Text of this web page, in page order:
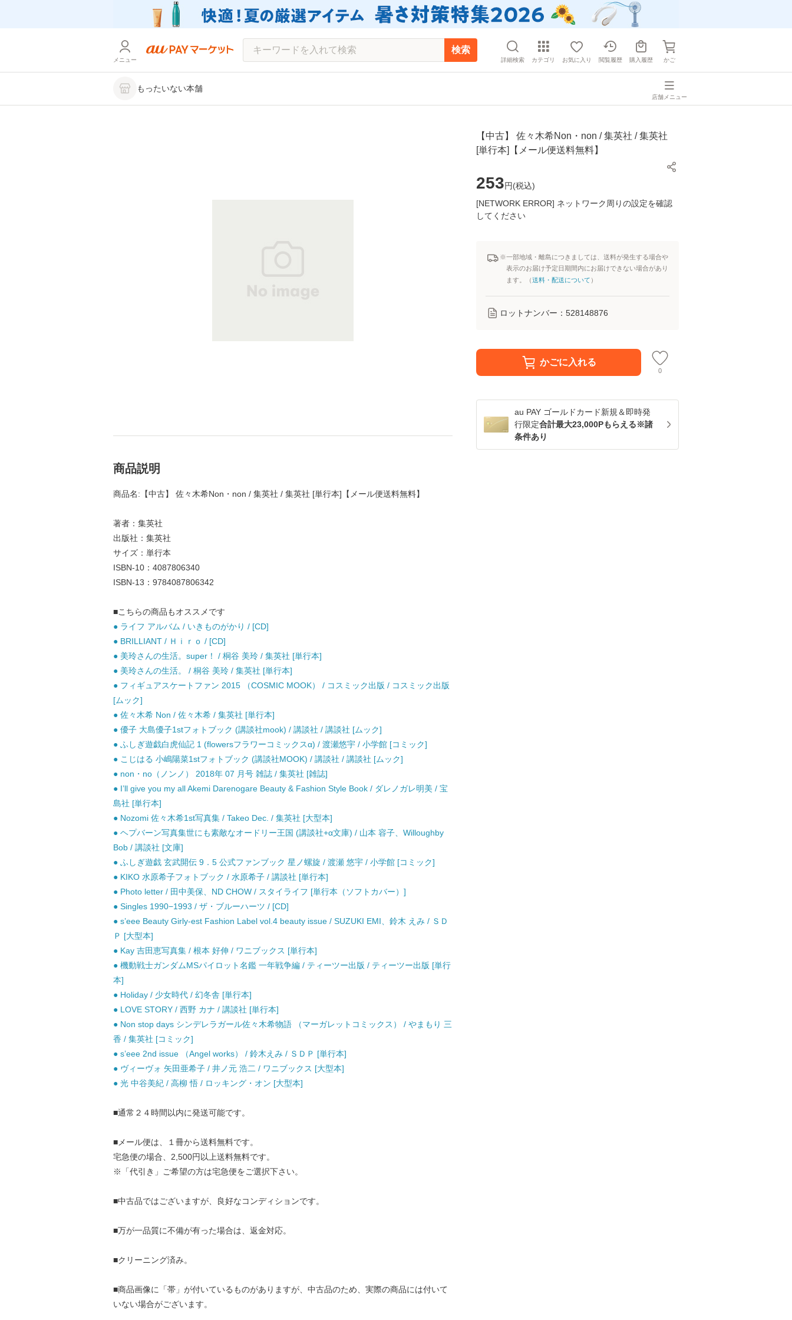
メニュー
検索
詳細検索 カテゴリ お気に入り 閲覧履歴 購入履歴 かご
もったいない本舗
店舗メニュー
【中古】 佐々木希Non・non / 集英社 / 集英社
[単行本]【メール便送料無料】
253円(税込)
[NETWORK ERROR] ネットワーク周りの設定を確認
してください
※一部地域・離島につきましては、送料が発生する場合や
表示のお届け予定日期間内にお届けできない場合があり
ます。（送料・配送について ）
ロットナンバー： 528148876
かごに入れる
0
au PAY ゴールドカード新規＆即時発
行限定合計最大23,000Pもらえる※諸
条件あり
商品説明
商品名:【中古】 佐々木希Non・non / 集英社 / 集英社 [単行本]【メール便送料無料】
著者：集英社
出版社：集英社
サイズ：単行本
ISBN-10：4087806340
ISBN-13：9784087806342
■こちらの商品もオススメです
● ライフ アルバム / いきものがかり / [CD]
● BRILLIANT / Ｈｉｒｏ / [CD]
● 美玲さんの生活。super！ / 桐谷 美玲 / 集英社 [単行本]
● 美玲さんの生活。 / 桐谷 美玲 / 集英社 [単行本]
● フィギュアスケートファン 2015 （COSMIC MOOK） / コスミック出版 / コスミック出版
[ムック]
● 佐々木希 Non / 佐々木希 / 集英社 [単行本]
● 優子 大島優子1stフォトブック (講談社mook) / 講談社 / 講談社 [ムック]
● ふしぎ遊戯白虎仙記 1 (flowersフラワーコミックスα) / 渡瀬悠宇 / 小学館 [コミック]
● こじはる 小嶋陽菜1stフォトブック (講談社MOOK) / 講談社 / 講談社 [ムック]
● non・no（ノンノ） 2018年 07 月号 雑誌 / 集英社 [雑誌]
● I’ll give you my all Akemi Darenogare Beauty & Fashion Style Book / ダレノガレ明美 / 宝
島社 [単行本]
● Nozomi 佐々木希1st写真集 / Takeo Dec. / 集英社 [大型本]
● ヘプバーン写真集世にも素敵なオードリー王国 (講談社+α文庫) / 山本 容子、Willoughby
Bob / 講談社 [文庫]
● ふしぎ遊戯 玄武開伝 9．5 公式ファンブック 星ノ螺旋 / 渡瀬 悠宇 / 小学館 [コミック]
● KIKO 水原希子フォトブック / 水原希子 / 講談社 [単行本]
● Photo letter / 田中美保、ND CHOW / スタイライフ [単行本（ソフトカバー）]
● Singles 1990−1993 / ザ・ブルーハーツ / [CD]
● s’eee Beauty Girly-est Fashion Label vol.4 beauty issue / SUZUKI EMI、鈴木 えみ / ＳＤ
Ｐ [大型本]
● Kay 吉田恵写真集 / 根本 好伸 / ワニブックス [単行本]
● 機動戦士ガンダムMSパイロット名鑑 一年戦争編 / ティーツー出版 / ティーツー出版 [単行
本]
● Holiday / 少女時代 / 幻冬舎 [単行本]
● LOVE STORY / 西野 カナ / 講談社 [単行本]
● Non stop days シンデレラガール佐々木希物語 （マーガレットコミックス） / やまもり 三
香 / 集英社 [コミック]
● s’eee 2nd issue （Angel works） / 鈴木えみ / ＳＤＰ [単行本]
● ヴィーヴォ 矢田亜希子 / 井ノ元 浩二 / ワニブックス [大型本]
● 光 中谷美紀 / 高柳 悟 / ロッキング・オン [大型本]
■通常２４時間以内に発送可能です。
■メール便は、１冊から送料無料です。
宅急便の場合、2,500円以上送料無料です。
※「代引き」ご希望の方は宅急便をご選択下さい。
■中古品ではございますが、良好なコンディションです。
■万が一品質に不備が有った場合は、返金対応。
■クリーニング済み。
■商品画像に「帯」が付いているものがありますが、中古品のため、実際の商品には付いて
いない場合がございます。